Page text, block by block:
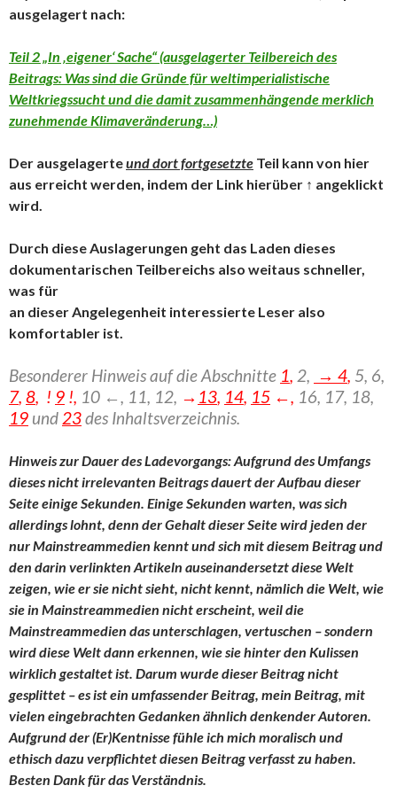
ausgelagert nach:
Teil 2 „In ‚eigener‘ Sache“ (ausgelagerter Teilbereich des
Beitrags: Was sind die Gründe für weltimperialistische
Weltkriegssucht und die damit zusammenhängende merklich
zunehmende Klimaveränderung…)
Der ausgelagerteund dort fortgesetzte Teil kann von hier
aus erreicht werden, indem der Link hierüber ↑ angeklickt
wird.
Durch diese Auslagerungen geht das Laden dieses
dokumentarischen Teilbereichs also weitaus schneller,
was für
an dieser Angelegenheit interessierte Leser also
komfortabler ist.
Besonderer Hinweis auf die Abschnitte 1, 2, → 4, 5, 6,
7, 8, ! 9 !, 10 ←, 11, 12, → 13, 14, 15 ←, 16, 17, 18,
19 und 23des Inhaltsverzeichnis.
Hinweis zur Dauer des Ladevorgangs: Aufgrund des Umfangs
dieses nicht irrelevanten Beitrags dauert der Aufbau dieser
Seite einige Sekunden. Einige Sekunden warten, was sich
allerdings lohnt, denn der Gehalt dieser Seite wird jeden der
nur Mainstreammedien kennt und sich mit diesem Beitrag und
den darin verlinkten Artikeln auseinandersetzt diese Welt
zeigen, wie er sie nicht sieht, nicht kennt, nämlich die Welt, wie
sie in Mainstreammedien nicht erscheint, weil die
Mainstreammedien das unterschlagen, vertuschen – sondern
wird diese Welt dann erkennen, wie sie hinter den Kulissen
wirklich gestaltet ist. Darum wurde dieser Beitrag nicht
gesplittet – es ist ein umfassender Beitrag, mein Beitrag, mit
vielen eingebrachten Gedanken ähnlich denkender Autoren.
Aufgrund der (Er)Kentnisse fühle ich mich moralisch und
ethisch dazu verpflichtet diesen Beitrag verfasst zu haben.
Besten Dank für das Verständnis.